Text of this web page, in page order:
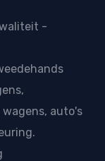
-
auto's